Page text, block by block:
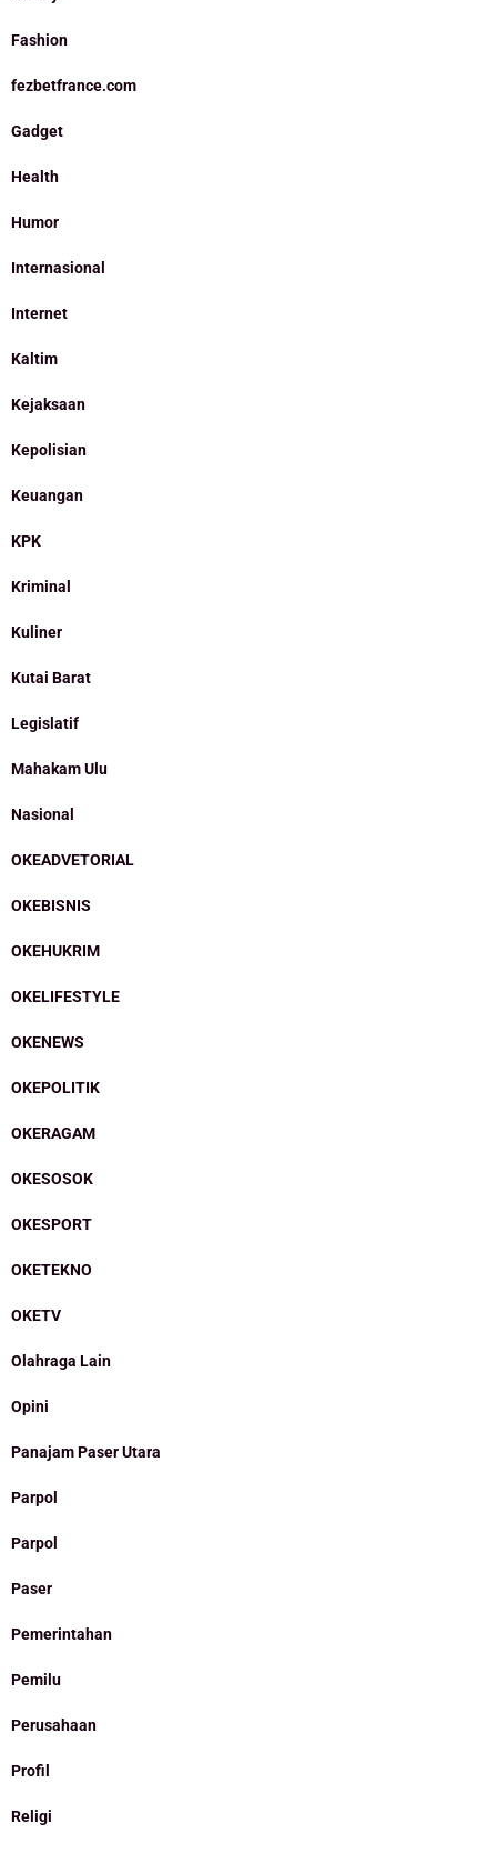
Fashion
fezbetfrance.com
Gadget
Health
Humor
Internasional
Internet
Kaltim
Kejaksaan
Kepolisian
Keuangan
KPK
Kriminal
Kuliner
Kutai Barat
Legislatif
Mahakam Ulu
Nasional
OKEADVETORIAL
OKEBISNIS
OKEHUKRIM
OKELIFESTYLE
OKENEWS
OKEPOLITIK
OKERAGAM
OKESOSOK
OKESPORT
OKETEKNO
OKETV
Olahraga Lain
Opini
Panajam Paser Utara
Parpol
Parpol
Paser
Pemerintahan
Pemilu
Perusahaan
Profil
Religi